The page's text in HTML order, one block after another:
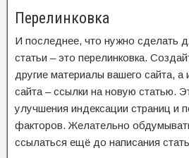
Перелинковка
И последнее, что нужно сделать
статьи – это перелинковка.
другие материалы вашего сайта, а
сайта – ссылки на новую статью.
улучшения индексации страниц и
факторов. Желательно
ссылаться ещё до написания